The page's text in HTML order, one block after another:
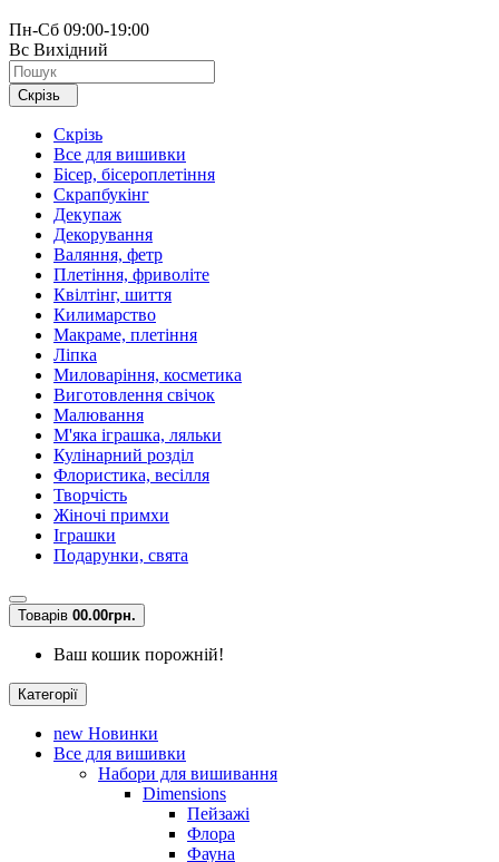
Пн-Сб 09:00-19:00
Вс Вихідний
Скрізь
Скрізь
Все для вишивки
Бісер, бісероплетіння
Скрапбукінг
Декупаж
Декорування
Валяння, фетр
Плетіння, фриволіте
Квілтінг, шиття
Килимарство
Макраме, плетіння
Ліпка
Миловаріння, косметика
Виготовлення свічок
Малювання
М'яка іграшка, ляльки
Кулінарний розділ
Флористика, весілля
Творчість
Жіночі примхи
Іграшки
Подарунки, свята
Товарів 00.00грн.
Ваш кошик порожній!
Категорії
new Новинки
Все для вишивки
Набори для вишивання
Dimensions
Пейзажі
Флора
Фауна